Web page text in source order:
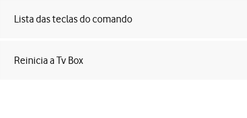
Lista das teclas do comando
Reinicia a Tv Box